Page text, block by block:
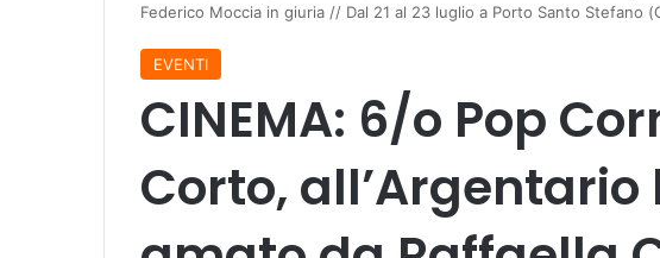
Federico Moccia in giuria // Dal 21 al 23 luglio a Porto Santo Stefano
EVENTI
CINEMA: 6/o Pop
Corto, all’Argentario